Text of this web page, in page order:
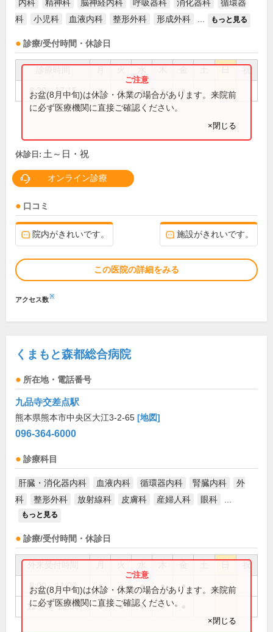
内科 精神科 脳神経内科 呼吸器科 消化器科
循環器
科
小児科 血液内科 整形外科 形成外科 もっと見る
診療/受付時間・休診日
祝
8:30～17:15 ● ● ● ● ●
お盆(8月中旬)は休診・休業の場合があります。来院前
に必ず医療機関に直接ご確認ください。
×閉じる
休診日: 土～日・祝
オンライン診療
口コミ
院内がきれいです。 施設がきれいです。
この医院の詳細をみる
アクセス数※
くまもと森都総合病院
所在地・電話番号
九品寺交差点駅
熊本県熊本市中央区大江3-2-65 [地図]
096-364-6000
診療科目
肝臓・消化器内科 血液内科 循環器内科 腎臓内科
外
科
整形外科 放射線科 皮膚科 産婦人科 眼科
もっと見る
診療/受付時間・休診日
祝
8:00～11:00 ● ● ● ● ●
12:30～15:30 ● ● ● ●
お盆(8月中旬)は休診・休業の場合があります。来院前
に必ず医療機関に直接ご確認ください。
×閉じる